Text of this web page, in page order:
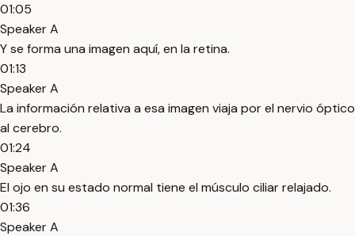
01:05
Speaker A
Y se forma una imagen aquí, en la retina.
01:13
Speaker A
La información relativa a esa imagen viaja por el nervio óptico
al cerebro.
01:24
Speaker A
El ojo en su estado normal tiene el músculo ciliar relajado.
01:36
Speaker A